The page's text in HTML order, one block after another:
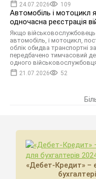
24.07.2026 109
Автомобіль і мотоцикл
одночасна реєстрація
Якщо військовослужбовець
автомобіль, і мотоцикл,
облік обидва транспортні
передбачено тимчасовий
одного
21.07.2026 52
«Дебет-Кредит» –